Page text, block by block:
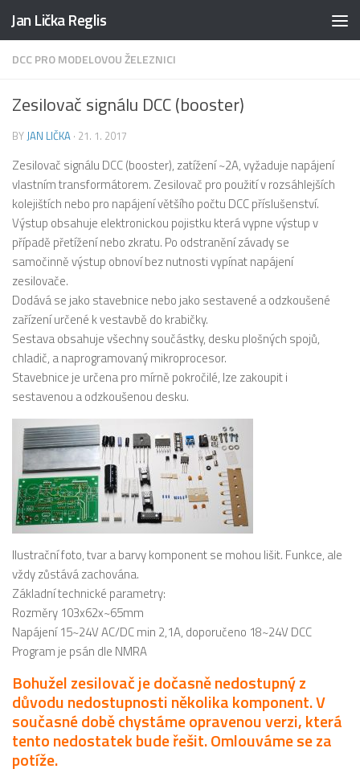
Skip to content
Jan Lička Reglis
DCC PRO MODELOVOU ŽELEZNICI
Zesilovač signálu DCC (booster)
BYJAN LIČKA · 21. 1. 2017
Zesilovač signálu DCC (booster), zatížení ~2A, vyžaduje napájení
vlastním transformátorem. Zesilovač pro použití v rozsáhlejších
kolejištích nebo pro napájení většího počtu DCC příslušenství.
Výstup obsahuje elektronickou pojistku která vypne výstup v
případě přetížení nebo zkratu. Po odstranění závady se
samočinně výstup obnoví bez nutnosti vypínat napájení
zesilovače.
Dodává se jako stavebnice nebo jako sestavené a odzkoušené
zařízení určené k vestavbě do krabičky.
Sestava obsahuje všechny součástky, desku plošných spojů,
chladič, a naprogramovaný mikroprocesor.
Stavebnice je určena pro mírně pokročilé, lze zakoupit i
sestavenou a odzkoušenou desku.
Ilustrační foto, tvar a barvy komponent se mohou lišit. Funkce, ale
vždy zůstává zachována.
Základní technické parametry:
Rozměry 103x62x~65mm
Napájení 15~24V AC/DC min 2,1A, doporučeno 18~24V DCC
Program je psán dle NMRA
Bohužel zesilovač je dočasně nedostupný z
důvodu nedostupnosti několika komponent. V
současné době chystáme opravenou verzi, která
tento nedostatek bude řešit. Omlouváme se za
potíže.